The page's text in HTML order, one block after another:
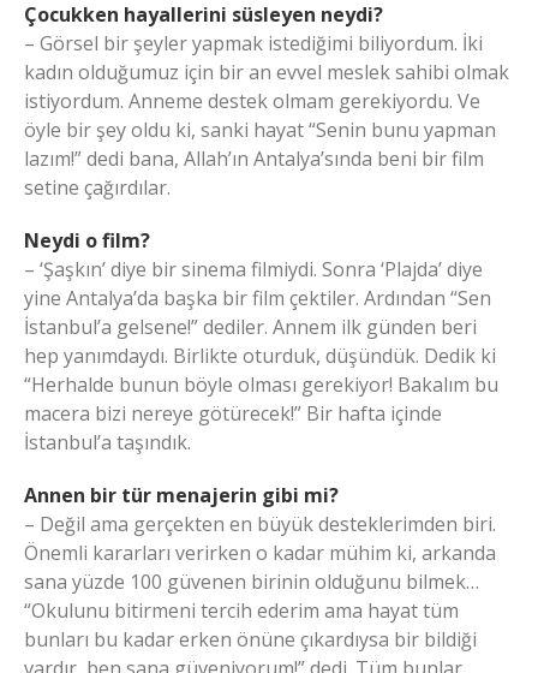
Çocukken hayallerini süsleyen neydi?
– Görsel bir şeyler yapmak istediğimi biliyordum. İki
kadın olduğumuz için bir an evvel meslek sahibi olmak
istiyordum. Anneme destek olmam gerekiyordu. Ve
öyle bir şey oldu ki, sanki hayat “Senin bunu yapman
lazım!” dedi bana, Allah’ın Antalya’sında beni bir film
setine çağırdılar.
Neydi o film?
– ‘Şaşkın’ diye bir sinema filmiydi. Sonra ‘Plajda’ diye
yine Antalya’da başka bir film çektiler. Ardından “Sen
İstanbul’a gelsene!” dediler. Annem ilk günden beri
hep yanımdaydı. Birlikte oturduk, düşündük. Dedik ki
“Herhalde bunun böyle olması gerekiyor! Bakalım bu
macera bizi nereye götürecek!” Bir hafta içinde
İstanbul’a taşındık.
Annen bir tür menajerin gibi mi?
– Değil ama gerçekten en büyük desteklerimden biri.
Önemli kararları verirken o kadar mühim ki, arkanda
sana yüzde 100 güvenen birinin olduğunu bilmek…
“Okulunu bitirmeni tercih ederim ama hayat tüm
bunları bu kadar erken önüne çıkardıysa bir bildiği